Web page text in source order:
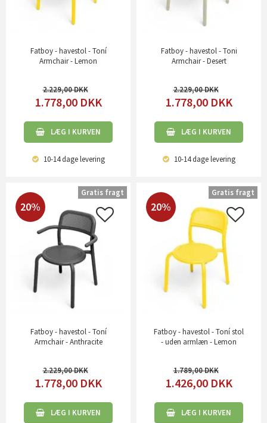
Fatboy - havestol - Toní
Armchair - Lemon
2.229,00
1.778,00 DKK
LÆG I KURVEN
10-14 dagelevering
Fatboy - havestol - Toni
Armchair - Desert
2.229,00
1.778,00 DKK
LÆG I KURVEN
10-14 dagelevering
20%
Fatboy - havestol - Toní
Armchair - Anthracite
2.229,00
1.778,00 DKK
LÆG I KURVEN
Gratis fragt
20%
Fatboy - havestol - Toní stol
- uden armlæn - Lemon
1.789,00
1.426,00 DKK
LÆG I KURVEN
Gratis fragt